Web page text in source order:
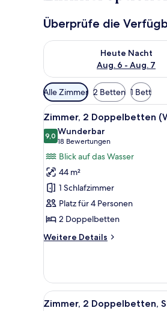
Überprüfe die
Heute Nacht
Aug. 6 - Aug. 7
Überprüfe die Verfügbarkeit
Verfügbare
Filter
für
Zimmer
Alle Zimmer 2 Betten 1 Bett
Alle
Fotos
für
Zimmer,
2 Doppelbetten
(Water
Views)
anzeigen
8
Zimmer, 2 Doppelbetten
9,09,0 von 10
Wunderbar
18 Bewertungen
(18
Bewertungen)
Blick auf das Wasser
44 m²
1 Schlafzimmer
Platz für 4 Personen
2 Doppelbetten
Weitere Details
Weitere
2 Doppelbetten
(Water
Views)
Alle8
Zimmer, 2 Doppelbetten,